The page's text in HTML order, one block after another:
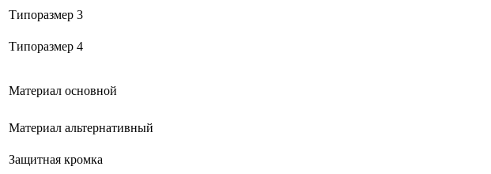
Типоразмер 3
Типоразмер 4
Материал основной
Материал альтернативный
Защитная кромка